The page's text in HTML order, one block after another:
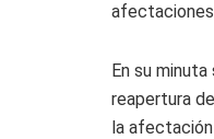
afectaciones
En su
reapertura
la